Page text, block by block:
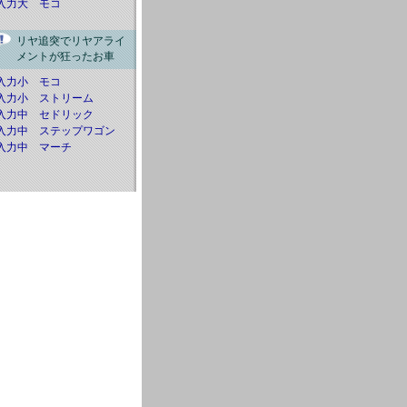
力大 モコ
リヤ追突でリヤアライ
メントが狂ったお車
力小 モコ
力小 ストリーム
力中 セドリック
力中 ステップワゴン
力中 マーチ